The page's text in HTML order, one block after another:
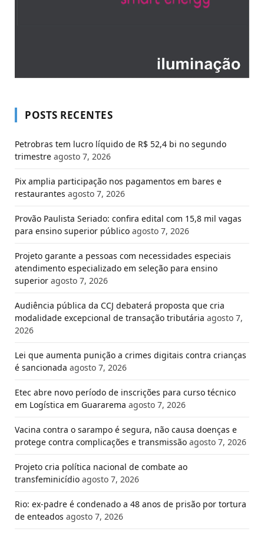
POSTS RECENTES
Petrobras tem lucro líquido de R$ 52,4 bi no segundo
trimestre agosto 7, 2026
Pix amplia participação nos pagamentos em bares e
restaurantes agosto 7, 2026
Provão Paulista Seriado: confira edital com 15,8 mil vagas
para ensino superior público agosto 7, 2026
Projeto garante a pessoas com necessidades especiais
atendimento especializado em seleção para ensino
superior agosto 7, 2026
Audiência pública da CCJ debaterá proposta que cria
modalidade excepcional de transação tributária agosto 7,
2026
Lei que aumenta punição a crimes digitais contra crianças
é sancionada agosto 7, 2026
Etec abre novo período de inscrições para curso técnico
em Logística em Guararema agosto 7, 2026
Vacina contra o sarampo é segura, não causa doenças e
protege contra complicações e transmissão agosto 7, 2026
Projeto cria política nacional de combate ao
transfeminicídio agosto 7, 2026
Rio: ex-padre é condenado a 48 anos de prisão por tortura
de enteados agosto 7, 2026